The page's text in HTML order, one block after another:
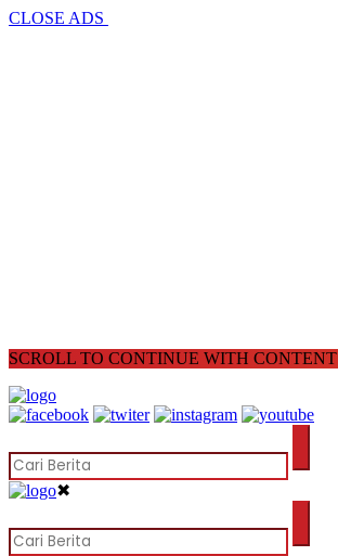
CLOSE ADS
SCROLL TO CONTINUE WITH CONTENT
✖